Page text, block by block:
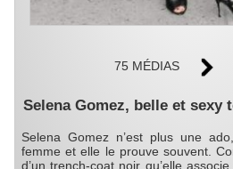
75 MÉDIAS
Selena Gomez, belle et sexy
Selena Gomez n’est plus une
femme et elle le prouve souvent.
d’un trench-coat noir qu’elle